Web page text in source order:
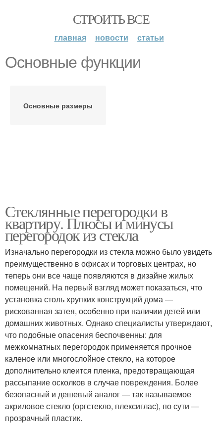
СТРОИТЬ ВСЕ
главная новости статьи
Основные функции
Основные размеры
Стеклянные перегородки в
квартиру. Плюсы и минусы
перегородок из стекла
Изначально перегородки из стекла можно было увидеть
преимущественно в офисах и торговых центрах, но
теперь они все чаще появляются в дизайне жилых
помещений. На первый взгляд может показаться, что
установка столь хрупких конструкций дома —
рискованная затея, особенно при наличии детей или
домашних животных. Однако специалисты утверждают,
что подобные опасения беспочвенны: для
межкомнатных перегородок применяется прочное
каленое или многослойное стекло, на которое
дополнительно клеится пленка, предотвращающая
рассыпание осколков в случае повреждения. Более
безопасный и дешевый аналог — так называемое
акриловое стекло (оргстекло, плексиглас), по сути —
прозрачный пластик.